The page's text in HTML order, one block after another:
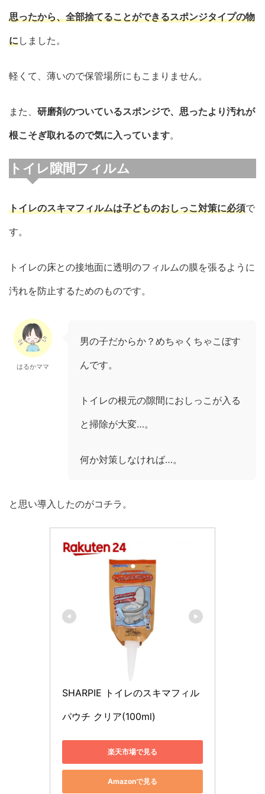
思ったから、全部捨てることができるスポンジタイプの物
にしました。
軽くて、薄いので保管場所にもこまりません。
また、 研磨剤のついているスポンジで、思ったより汚れが
根こそぎ取れるので気に入っています。
トイレ隙間フィルム
トイレのスキマフィルムは子どものおしっこ対策に必須で
す。
トイレの床との接地面に透明のフィルムの膜を張るように
汚れを防止するためのものです。
はるかママ
男の子だからか？めちゃくちゃこぼす
んです。
トイレの根元の隙間におしっこが入る
と掃除が大変…。
何か対策しなければ…。
と思い導入したのがコチラ。
SHARPIE トイレのスキマフィル
パウチ クリア(100ml)
楽天市場で見る
Amazonで見る